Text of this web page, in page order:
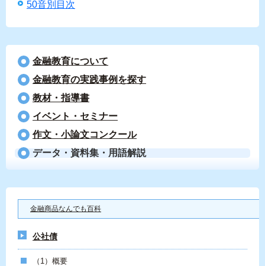
50音別目次
金融教育について
⾦融教育の実践事例を探す
教材・指導書
イベント・セミナー
作文・小論文コンクール
データ・資料集・用語解説
金融商品なんでも百科
公社債
（1）概要